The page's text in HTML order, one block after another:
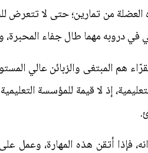
العضلة من تمارين؛ حتى لا تتعرض
في دروبه مهما طال جفاء المحبرة،
هم المبتغى والزبائن عالي
إذ لا قيمة للمؤسسة
أتقن هذه المهارة، وعمل